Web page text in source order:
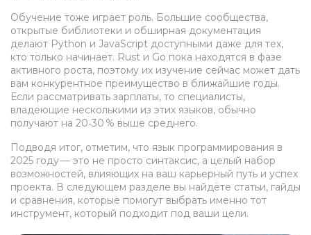
Обучение тоже играет роль. Большие сообщества,
открытые библиотеки и обширная документация
делают Python и JavaScript доступными даже для тех,
кто только начинает. Rust и Go пока находятся в фазе
активного роста, поэтому их изучение сейчас может дать
вам конкурентное преимущество в ближайшие годы.
Если рассматривать зарплаты, то специалисты,
владеющие несколькими из этих языков, обычно
получают на 20‑30 % выше среднего.
Подводя итог, отметим, что язык программирования в
2025 году — это не просто синтаксис, а целый набор
возможностей, влияющих на ваш карьерный путь и успех
проекта. В следующем разделе вы найдёте статьи, гайды
и сравнения, которые помогут выбрать именно тот
инструмент, который подходит под ваши цели.